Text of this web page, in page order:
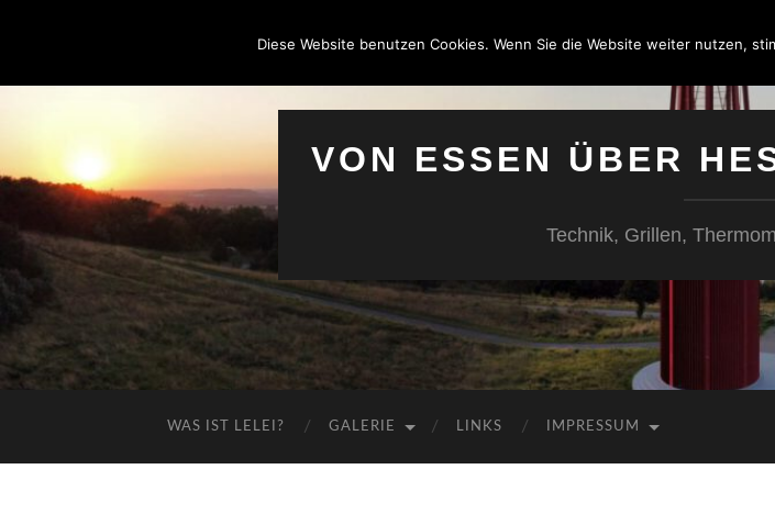
VON ESSEN ÜBER
Technik, Grillen,
WAS IST LELEI? GALERIE LINKS IMPRESSUM
Diese Website benutzen Cookies. Wenn Sie die Website weiter nutzen,